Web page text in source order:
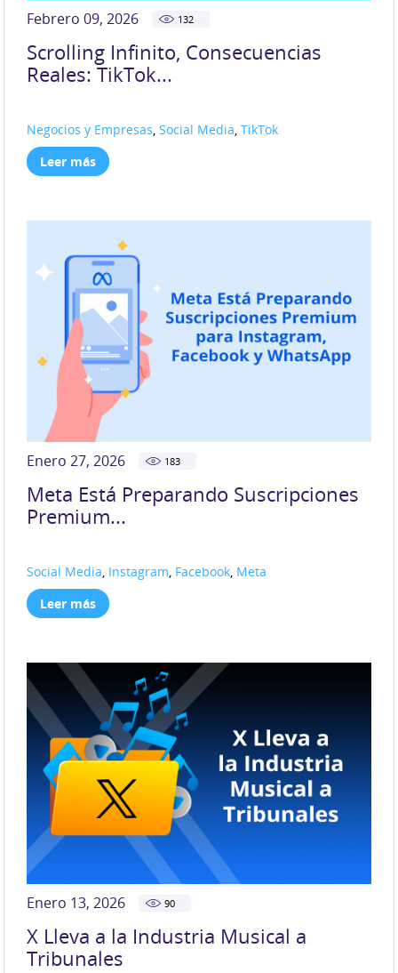
Febrero 09, 2026 132
Scrolling Infinito, Consecuencias
Reales: TikTok...
Negocios y Empresas,Social Media,TikTok
Leer más
Enero 27, 2026 183
Meta Está Preparando Suscripciones
Premium...
Social Media, Instagram, Facebook, Meta
Leer más
Enero 13, 2026 90
X Lleva a la Industria Musical a
Tribunales